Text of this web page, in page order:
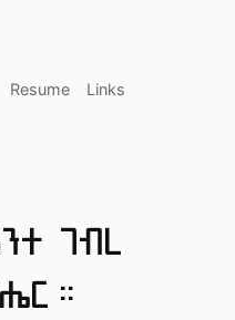
Resume Links
ገብረ